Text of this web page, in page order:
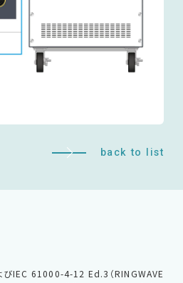
試験器
・試験システム
HOME
back to list